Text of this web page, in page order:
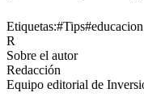
Etiquetas:#Tips#educacion
R
Sobre el autor
Redacción
Equipo editorial de